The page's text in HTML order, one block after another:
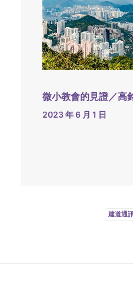
微小教會的見證／高
2023 年 6 月 1 日
建道通